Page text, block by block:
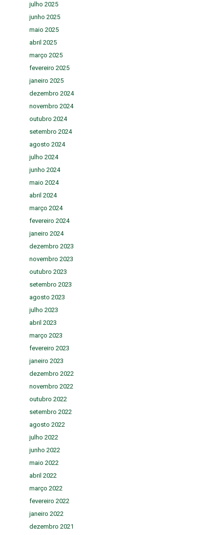
julho 2025
junho 2025
maio 2025
abril 2025
março 2025
fevereiro 2025
janeiro 2025
dezembro 2024
novembro 2024
outubro 2024
setembro 2024
agosto 2024
julho 2024
junho 2024
maio 2024
abril 2024
março 2024
fevereiro 2024
janeiro 2024
dezembro 2023
novembro 2023
outubro 2023
setembro 2023
agosto 2023
julho 2023
abril 2023
março 2023
fevereiro 2023
janeiro 2023
dezembro 2022
novembro 2022
outubro 2022
setembro 2022
agosto 2022
julho 2022
junho 2022
maio 2022
abril 2022
março 2022
fevereiro 2022
janeiro 2022
dezembro 2021